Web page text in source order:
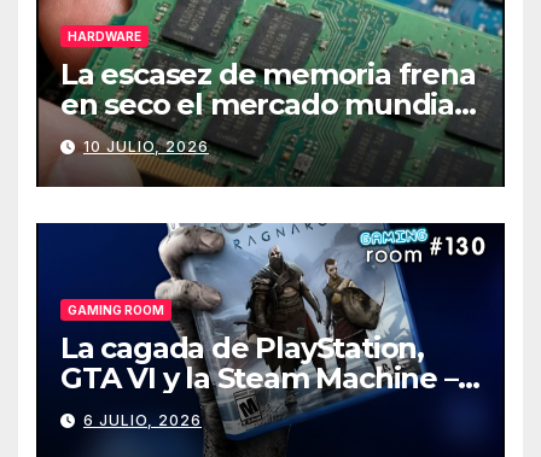
HARDWARE
La escasez de memoria frena
en seco el mercado mundial
de PCs
10 JULIO, 2026
GAMING ROOM
La cagada de PlayStation,
GTA VI y la Steam Machine –
Gaming Room #130
6 JULIO, 2026